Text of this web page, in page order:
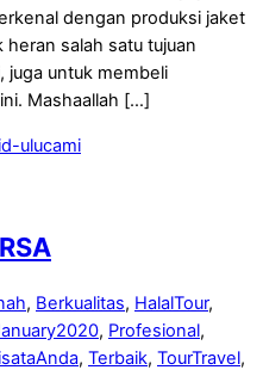
dengan produksi jaket
salah satu tujuan
juga untuk membeli
Mashaallah […]
, Berkualitas, HalalTour,
, Profesional,
, Terbaik, TourTravel,